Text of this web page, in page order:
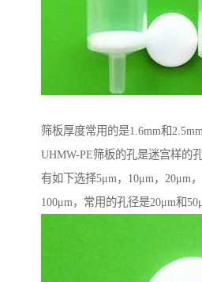
筛板厚度常用的是1.6mm和2.5mm
UHMW-PE筛板的孔是迷宫样的
有如下选择5μm，10μm，20μm，
100μm，常用的孔径是20μm和